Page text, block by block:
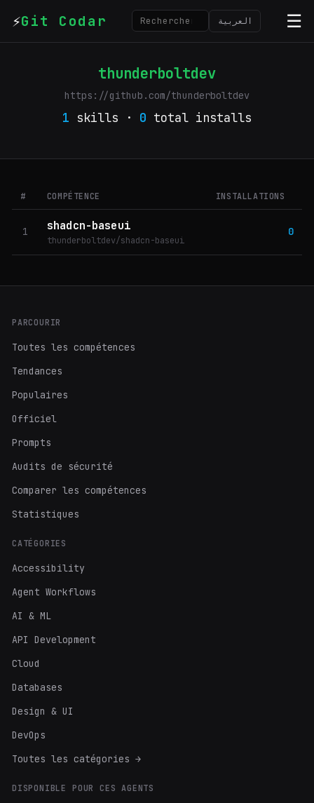
⚡Git Codar العربية ☰
thunderboltdev
https://github.com/thunderboltdev
1 skills · 0 total installs
# COMPÉTENCE INSTALLATIONS
1 shadcn-baseui
thunderboltdev/shadcn-baseui
0
PARCOURIR
Toutes les compétences
Tendances
Populaires
Officiel
Prompts
Audits de sécurité
Comparer les compétences
Statistiques
CATÉGORIES
Accessibility
Agent Workflows
AI & ML
API Development
Cloud
Databases
Design & UI
DevOps
Toutes les catégories →
DISPONIBLE POUR CES AGENTS